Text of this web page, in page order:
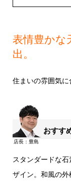
表情豊かな
出。
住まいの雰囲気に
おすす
スタンダードな
ザイン。和風の外